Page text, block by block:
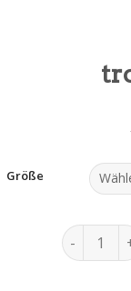
Größe
trolley für